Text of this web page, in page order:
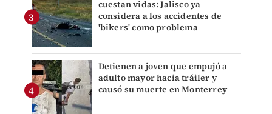
cuestan vidas: Jalisco ya
considera a los accidentes de
'bikers' como problema
Detienen a joven que empujó a
adulto mayor hacia tráiler y
causó su muerte en Monterrey